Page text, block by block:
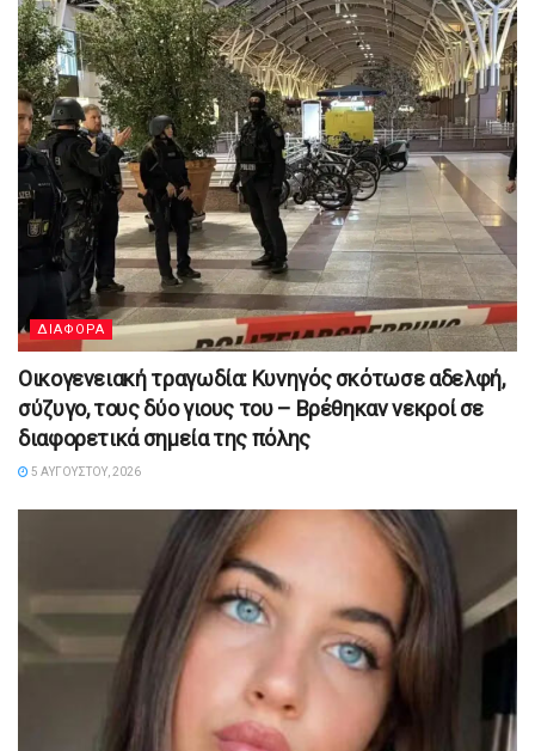
ΔΙΑΦΟΡΑ
Οικογενειακή τραγωδία: Κυνηγός σκότωσε αδελφή,
σύζυγο, τους δύο γιους του – Βρέθηκαν νεκροί σε
διαφορετικά σημεία της πόλης
5 ΑΥΓΟΎΣΤΟΥ, 2026